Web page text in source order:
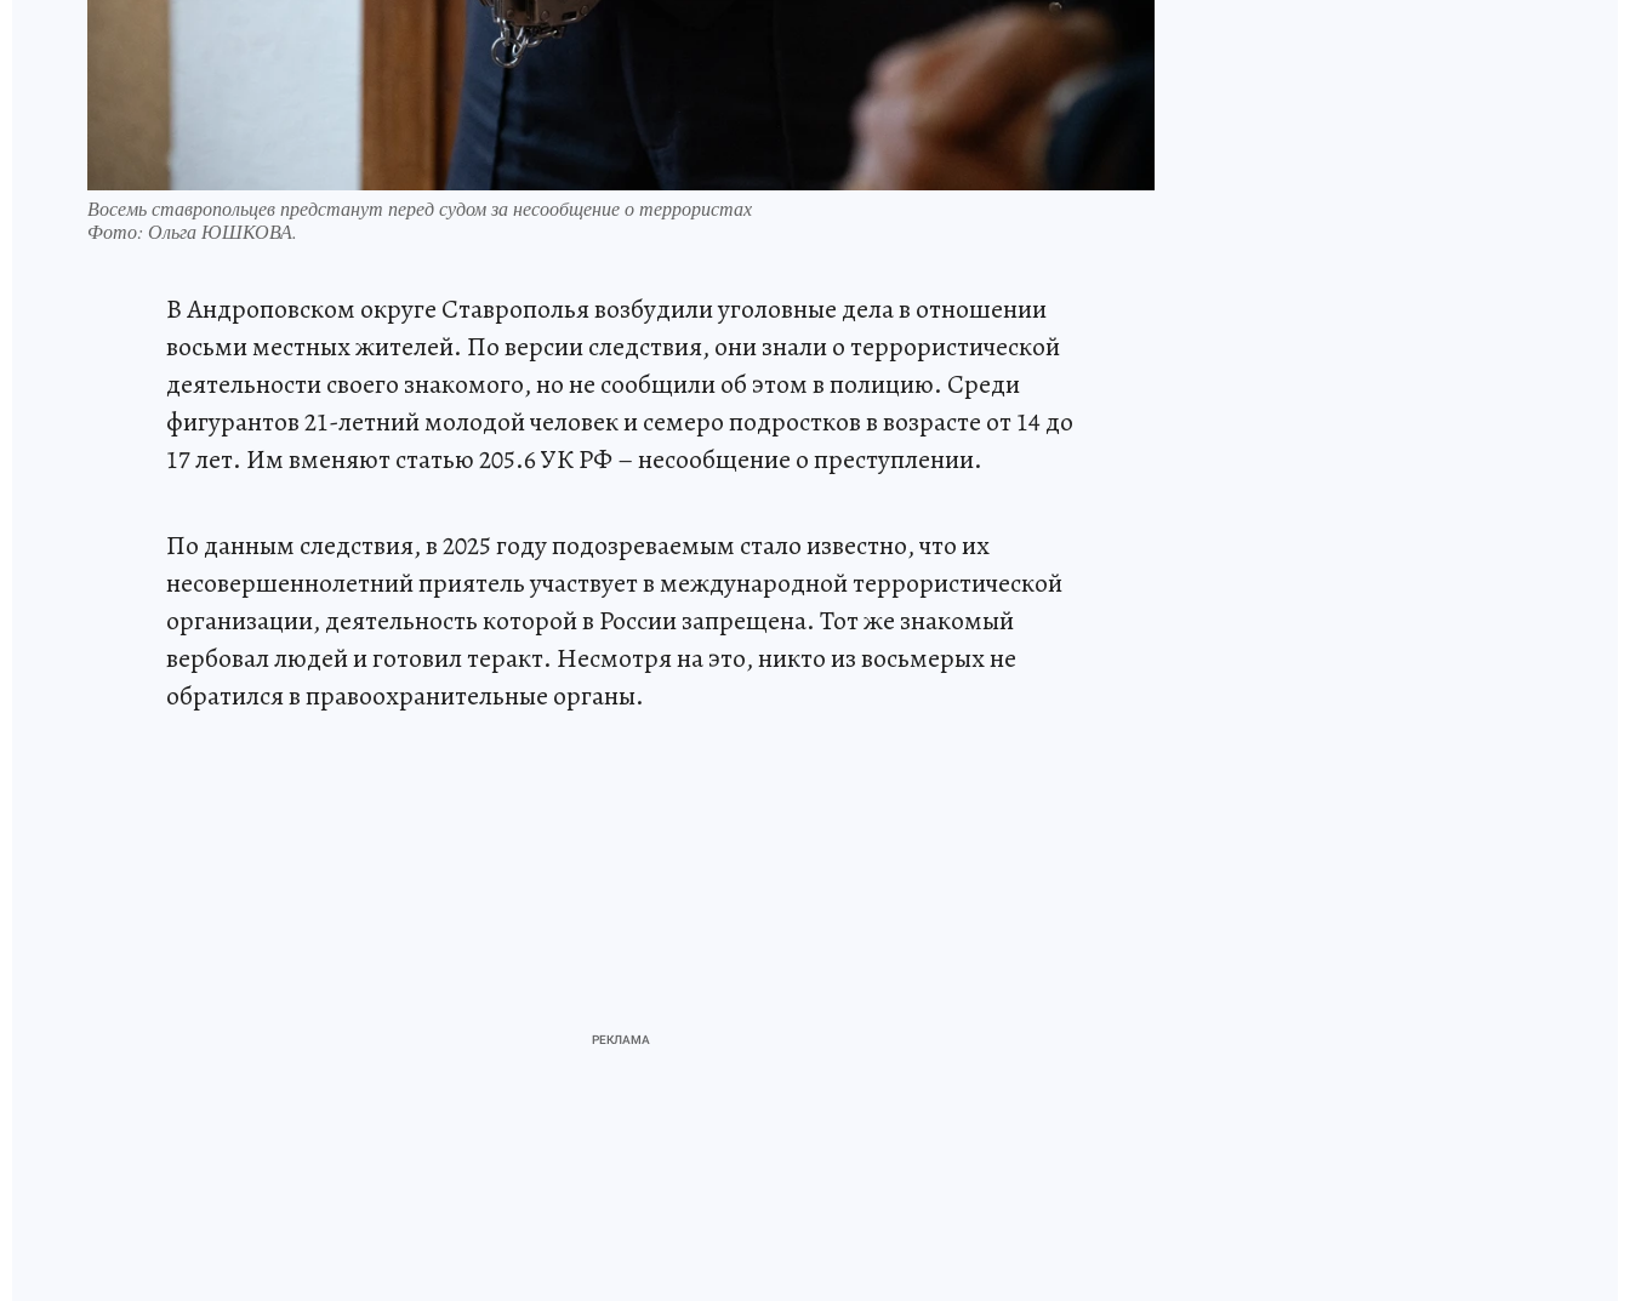
Восемь ставропольцев предстанут перед судом за несообщение о террористах
Фото: Ольга ЮШКОВА.
В Андроповском округе Ставрополья возбудили уголовные дела в отношении
восьми местных жителей. По версии следствия, они знали о террористической
деятельности своего знакомого, но не сообщили об этом в полицию. Среди
фигурантов 21-летний молодой человек и семеро подростков в возрасте от 14 до
17 лет. Им вменяют статью 205.6 УК РФ – несообщение о преступлении.
По данным следствия, в 2025 году подозреваемым стало известно, что их
несовершеннолетний приятель участвует в международной террористической
организации, деятельность которой в России запрещена. Тот же знакомый
вербовал людей и готовил теракт. Несмотря на это, никто из восьмерых не
обратился в правоохранительные органы.